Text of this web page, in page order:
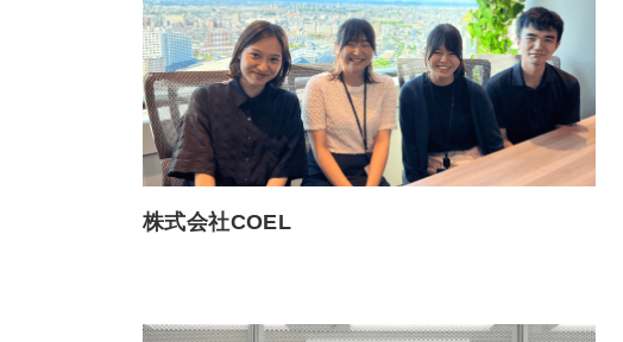
株式会社COEL